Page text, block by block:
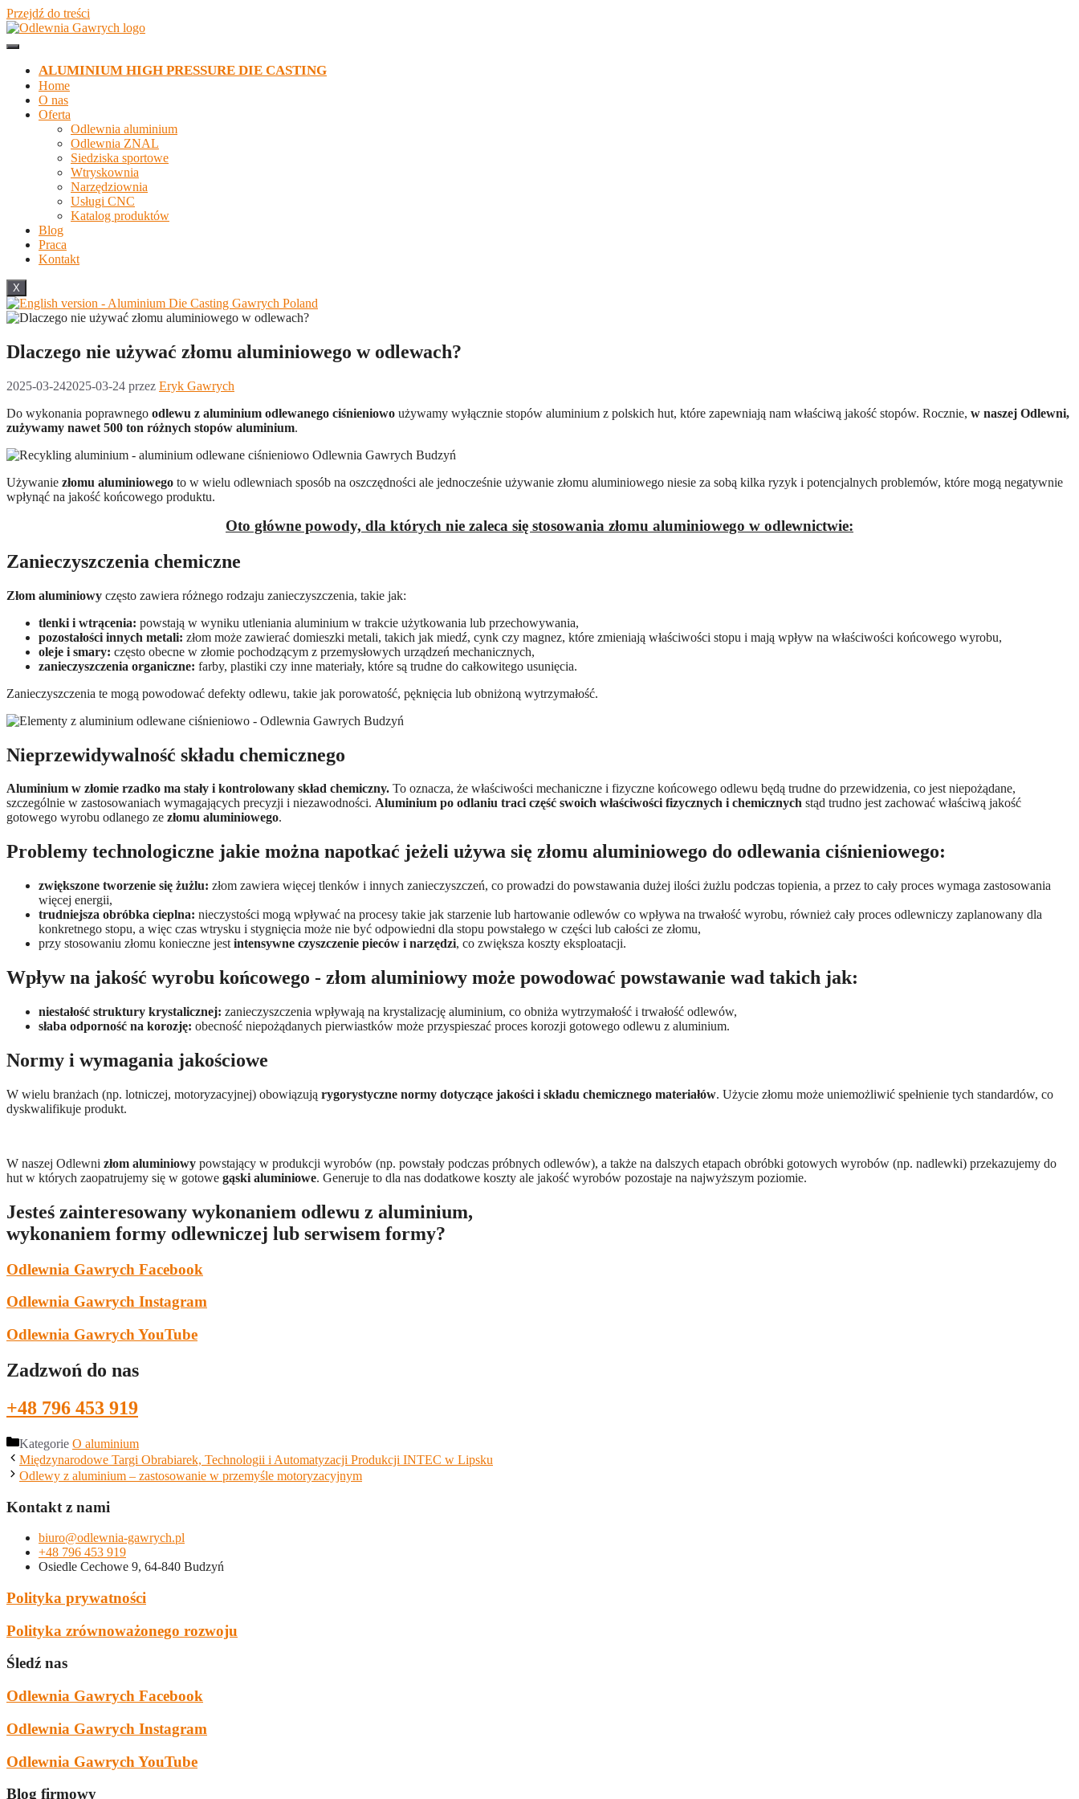
Przejdź do treści
ALUMINIUM HIGH PRESSURE DIE CASTING
Home
O nas
Oferta
Odlewnia aluminium
Odlewnia ZNAL
Siedziska sportowe
Wtryskownia
Narzędziownia
Usługi CNC
Katalog produktów
Blog
Praca
Kontakt
X
Dlaczego nie używać złomu aluminiowego w odlewach?
2025-03-242025-03-24 przez Eryk Gawrych
Do wykonania poprawnego odlewu z aluminium odlewanego ciśnieniowo używamy wyłącznie stopów aluminium z polskich hut, które zapewniają nam właściwą jakość stopów. Rocznie, w naszej Odlewni,
zużywamy nawet 500 ton różnych stopów aluminium.
Używanie złomu aluminiowego to w wielu odlewniach sposób na oszczędności ale jednocześnie używanie złomu aluminiowego niesie za sobą kilka ryzyk i potencjalnych problemów, które mogą negatywnie
wpłynąć na jakość końcowego produktu.
Oto główne powody, dla których nie zaleca się stosowania złomu aluminiowego w odlewnictwie:
Zanieczyszczenia chemiczne
Złom aluminiowy często zawiera różnego rodzaju zanieczyszczenia, takie jak:
tlenki i wtrącenia: powstają w wyniku utleniania aluminium w trakcie użytkowania lub przechowywania,
pozostałości innych metali: złom może zawierać domieszki metali, takich jak miedź, cynk czy magnez, które zmieniają właściwości stopu i mają wpływ na właściwości końcowego wyrobu,
oleje i smary: często obecne w złomie pochodzącym z przemysłowych urządzeń mechanicznych,
zanieczyszczenia organiczne: farby, plastiki czy inne materiały, które są trudne do całkowitego usunięcia.
Zanieczyszczenia te mogą powodować defekty odlewu, takie jak porowatość, pęknięcia lub obniżoną wytrzymałość.
Nieprzewidywalność składu chemicznego
Aluminium w złomie rzadko ma stały i kontrolowany skład chemiczny. To oznacza, że właściwości mechaniczne i fizyczne końcowego odlewu będą trudne do przewidzenia, co jest niepożądane,
szczególnie w zastosowaniach wymagających precyzji i niezawodności. Aluminium po odlaniu traci część swoich właściwości fizycznych i chemicznych stąd trudno jest zachować właściwą jakość
gotowego wyrobu odlanego ze złomu aluminiowego.
Problemy technologiczne jakie można napotkać jeżeli używa się złomu aluminiowego do odlewania ciśnieniowego:
zwiększone tworzenie się żużlu: złom zawiera więcej tlenków i innych zanieczyszczeń, co prowadzi do powstawania dużej ilości żużlu podczas topienia, a przez to cały proces wymaga zastosowania
więcej energii,
trudniejsza obróbka cieplna: nieczystości mogą wpływać na procesy takie jak starzenie lub hartowanie odlewów co wpływa na trwałość wyrobu, również cały proces odlewniczy zaplanowany dla
konkretnego stopu, a więc czas wtrysku i stygnięcia może nie być odpowiedni dla stopu powstałego w części lub całości ze złomu,
przy stosowaniu złomu konieczne jest intensywne czyszczenie pieców i narzędzi, co zwiększa koszty eksploatacji.
Wpływ na jakość wyrobu końcowego - złom aluminiowy może powodować powstawanie wad takich jak:
niestałość struktury krystalicznej: zanieczyszczenia wpływają na krystalizację aluminium, co obniża wytrzymałość i trwałość odlewów,
słaba odporność na korozję: obecność niepożądanych pierwiastków może przyspieszać proces korozji gotowego odlewu z aluminium.
Normy i wymagania jakościowe
W wielu branżach (np. lotniczej, motoryzacyjnej) obowiązują rygorystyczne normy dotyczące jakości i składu chemicznego materiałów. Użycie złomu może uniemożliwić spełnienie tych standardów, co
dyskwalifikuje produkt.
W naszej Odlewni złom aluminiowy powstający w produkcji wyrobów (np. powstały podczas próbnych odlewów), a także na dalszych etapach obróbki gotowych wyrobów (np. nadlewki) przekazujemy do
hut w których zaopatrujemy się w gotowe gąski aluminiowe. Generuje to dla nas dodatkowe koszty ale jakość wyrobów pozostaje na najwyższym poziomie.
Jesteś zainteresowany wykonaniem odlewu z aluminium,
wykonaniem formy odlewniczej lub serwisem formy?
Odlewnia Gawrych Facebook
Odlewnia Gawrych Instagram
Odlewnia Gawrych YouTube
Zadzwoń do nas
+48 796 453 919
Kategorie O aluminium
Międzynarodowe Targi Obrabiarek, Technologii i Automatyzacji Produkcji INTEC w Lipsku
Odlewy z aluminium – zastosowanie w przemyśle motoryzacyjnym
Kontakt z nami
biuro@odlewnia-gawrych.pl
+48 796 453 919
Osiedle Cechowe 9, 64-840 Budzyń
Polityka prywatności
Polityka zrównoważonego rozwoju
Śledź nas
Odlewnia Gawrych Facebook
Odlewnia Gawrych Instagram
Odlewnia Gawrych YouTube
Blog firmowy